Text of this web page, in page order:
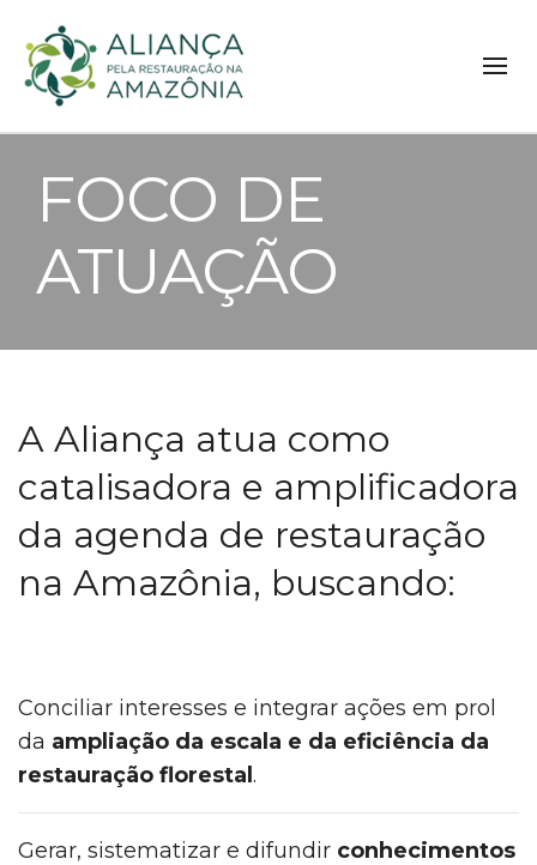
FOCO DE
ATUAÇÃO
A Aliança atua como
catalisadora e amplificadora
da agenda de restauração
na Amazônia, buscando:
Conciliar interesses e integrar ações em prol
da ampliação da escala e da eficiência da
restauração florestal .
Gerar, sistematizar e difundir conhecimentos